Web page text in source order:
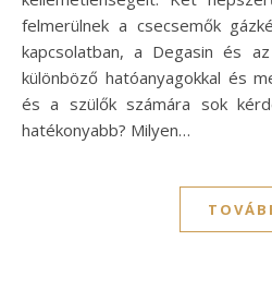
felmerülnek a csecsemők
kapcsolatban, a Degasin és
különböző hatóanyagokkal és
és a szülők számára sok
hatékonyabb? Milyen…